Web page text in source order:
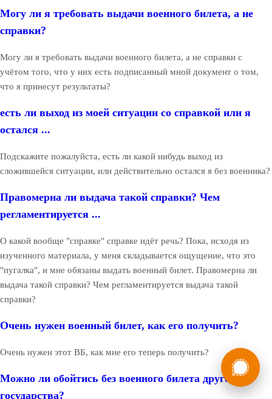
Могу ли я требовать выдачи военного билета, а не
справки?
Могу ли я требовать выдачи военного билета, а не справки с
учётом того, что у них есть подписанный мной документ о том,
что я принесут результаты?
есть ли выход из моей ситуации со справкой или я
остался ...
Подскажите пожалуйста, есть ли какой нибудь выход из
сложившейся ситуации, или действительно остался я без военника?
Правомерна ли выдача такой справки? Чем
регламентируется ...
О какой вообще "справке" справке идёт речь? Пока, исходя из
изученного материала, у меня складывается ощущение, что это
"пугалка", и мне обязаны выдать военный билет. Правомерна ли
выдача такой справки? Чем регламентируется выдача такой
справки?
Очень нужен военный билет, как его получить?
Очень нужен этот ВБ, как мне его теперь получить?
Можно ли обойтись без военного билета другого
государства?
Мы в России
Бесплатная
8 (800) 775-35-89